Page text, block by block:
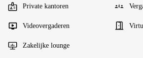
Private kantoren
Videovergaderen
Zakelijke lounge